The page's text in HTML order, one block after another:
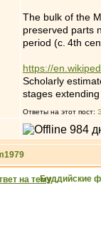
The bulk of the
preserved parts
period (c. 4th
https://
Scholarly
stages
Ответы на этот пост:
Буддийские